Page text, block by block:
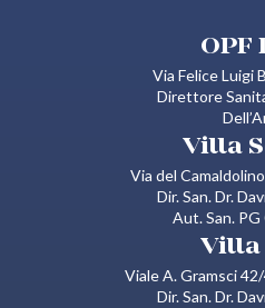
OPF
Via Felice Luigi
Direttore
Villa
Via del
Dir. San. Dr.
Aut. San.
Villa
Viale A. Gramsci
Dir. San. Dr.